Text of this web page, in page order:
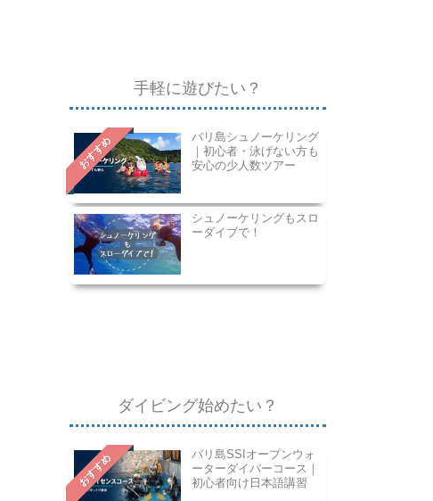
手軽に遊びたい？
おすすめ
バリ島シュノーケリング
｜初心者・泳げない方も
安心の少人数ツアー
シュノーケリングもスロ
ーダイブで！
ダイビング始めたい？
おすすめ
バリ島SSIオープンウォ
ーターダイバーコース｜
初心者向け日本語講習